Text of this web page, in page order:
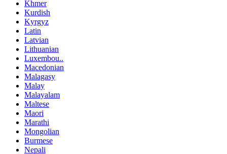
Khmer
Kurdish
Kyrgyz
Latin
Latvian
Lithuanian
Luxembou..
Macedonian
Malagasy
Malay
Malayalam
Maltese
Maori
Marathi
Mongolian
Burmese
Nepali